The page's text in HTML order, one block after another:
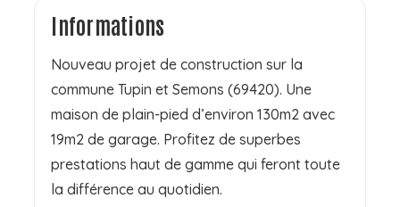
Informations
Nouveau projet de construction sur la
commune Tupin et Semons (69420). Une
maison de plain-pied d’environ 130m2 avec
19m2 de garage. Profitez de superbes
prestations haut de gamme qui feront toute
la différence au quotidien.